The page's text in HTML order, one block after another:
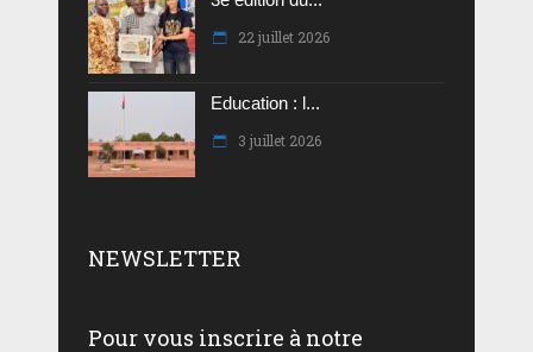
22 juillet 2026
Education : l...
3 juillet 2026
NEWSLETTER
Pour vous inscrire à notre